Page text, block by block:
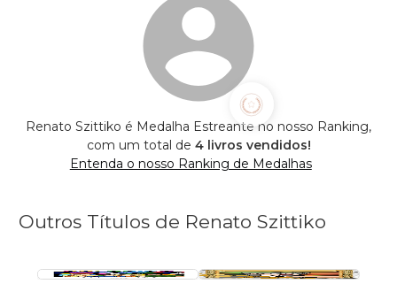
Renato Szittiko é Medalha Estreante no nosso Ranking,
com um total de 4 livros vendidos!
Entenda o nosso Ranking de Medalhas
Outros Títulos de Renato Szittiko